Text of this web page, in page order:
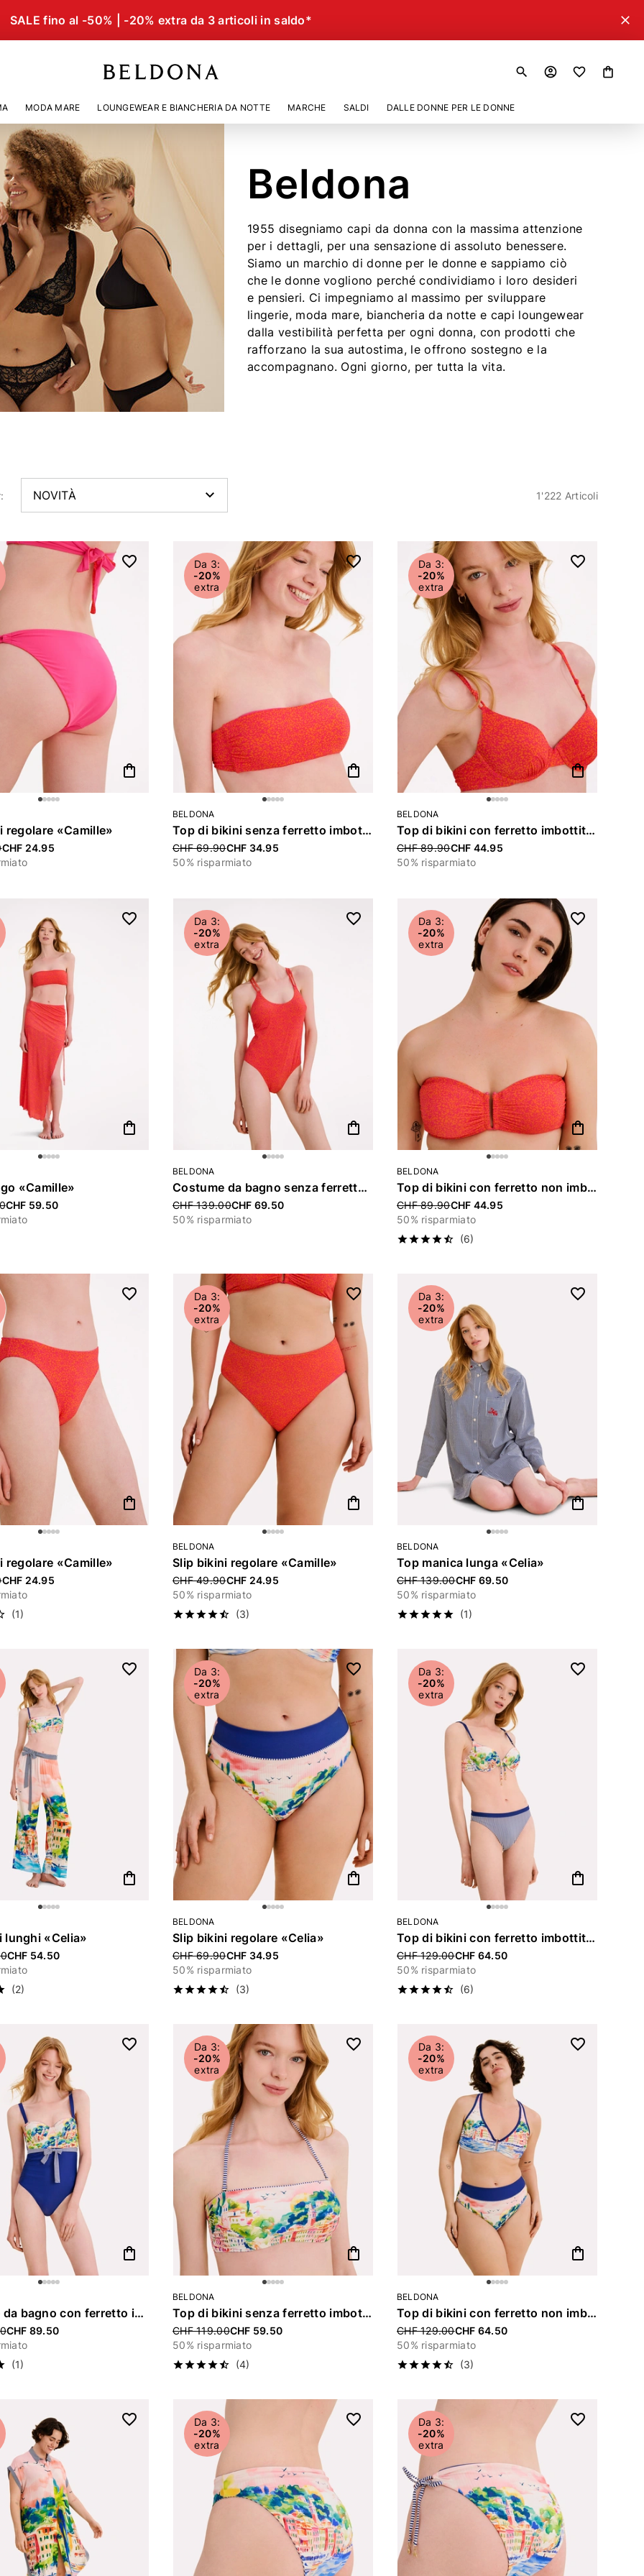
SALE fino al -50% | -20% extra da 3 articoli in saldo* close
search account_circle shopping_bag
MODA MARE LOUNGEWEAR E BIANCHERIA DA NOTTE MARCHE SALDI DALLE DONNE PER LE DONNE
Beldona
1955 disegniamo capi da donna con la massima attenzione
per i dettagli, per una sensazione di assoluto benessere.
Siamo un marchio di donne per le donne e sappiamo ciò
che le donne vogliono perché condividiamo i loro desideri
e pensieri. Ci impegniamo al massimo per sviluppare
lingerie, moda mare, biancheria da notte e capi loungewear
dalla vestibilità perfetta per ogni donna, con prodotti che
rafforzano la sua autostima, le offrono sostegno e la
accompagnano. Ogni giorno, per tutta la vita.
Loungewear e biancheria da notte
1'222 Articoli
shopping_bag
regolare «Camille»
from
CHF 24.95
shopping_bag
Da 3:
-20%
extra
BELDONA
Top di bikini senza ferretto imbottito «Camille»
Price reduced from
CHF 69.90CHF 34.95
50% risparmiato
shopping_bag
Da 3:
-20%
extra
BELDONA
Top di bikini con ferretto imbottito «Camille»
Price reduced from
CHF 89.90CHF 44.95
50% risparmiato
shopping_bag
«Camille»
from
CHF 59.50
shopping_bag
Da 3:
-20%
extra
BELDONA
Costume da bagno senza ferretto imbottito «Camille»
Price reduced from
CHF 139.00CHF 69.50
50% risparmiato
shopping_bag
Da 3:
-20%
extra
BELDONA
Top di bikini con ferretto non imbottito «Camille»
Price reduced from
CHF 89.90CHF 44.95
50% risparmiato
(6)
shopping_bag
regolare «Camille»
from
CHF 24.95
(1)
shopping_bag
Da 3:
-20%
extra
BELDONA
Slip bikini regolare «Camille»
Price reduced from
CHF 49.90CHF 24.95
50% risparmiato
(3)
shopping_bag
Da 3:
-20%
extra
BELDONA
Top manica lunga «Celia»
Price reduced from
CHF 139.00CHF 69.50
50% risparmiato
(1)
shopping_bag
lunghi «Celia»
from
CHF 54.50
(2)
shopping_bag
Da 3:
-20%
extra
BELDONA
Slip bikini regolare «Celia»
Price reduced from
CHF 69.90CHF 34.95
50% risparmiato
(3)
shopping_bag
Da 3:
-20%
extra
BELDONA
Top di bikini con ferretto imbottito «Celia»
Price reduced from
CHF 129.00CHF 64.50
50% risparmiato
(6)
shopping_bag
Costume da bagno con ferretto imbottito «Celia»
from
CHF 89.50
(1)
shopping_bag
Da 3:
-20%
extra
BELDONA
Top di bikini senza ferretto imbottito «Celia»
Price reduced from
CHF 119.00CHF 59.50
50% risparmiato
(4)
shopping_bag
Da 3:
-20%
extra
BELDONA
Top di bikini con ferretto non imbottito «Celia»
Price reduced from
CHF 129.00CHF 64.50
50% risparmiato
(3)
Da 3:
-20%
extra
Da 3:
-20%
extra